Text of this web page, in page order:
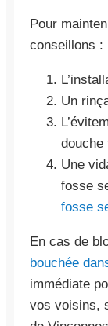
Pour
conseillons :
Un
douche
Une
fosse
fosse
En cas de
bouchée
immédiate
vos voisins,